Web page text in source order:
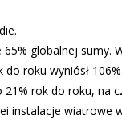
globalnej sumy.
roku wyniósł 106%.
rok do roku, na
instalacje wiatrowe